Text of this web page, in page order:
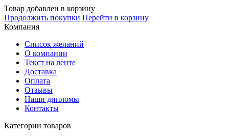
Товар добавлен в корзину
Продолжить покупки Перейти в корзину
Компания
Список желаний
О компании
Текст на ленте
Доставка
Оплата
Отзывы
Наши дипломы
Контакты
Категории товаров